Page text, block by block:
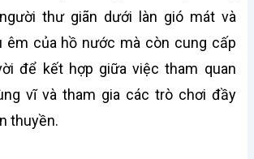
thư giãn dưới làn gió mát và
êm của hồ nước mà còn cung cấp
để kết hợp giữa việc tham quan
vĩ và tham gia các trò chơi đầy
thuyền.